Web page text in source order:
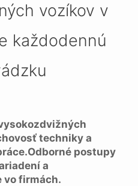
vozíkov v
každodennú
techniky a
Odborné postupy
a
vo firmách.